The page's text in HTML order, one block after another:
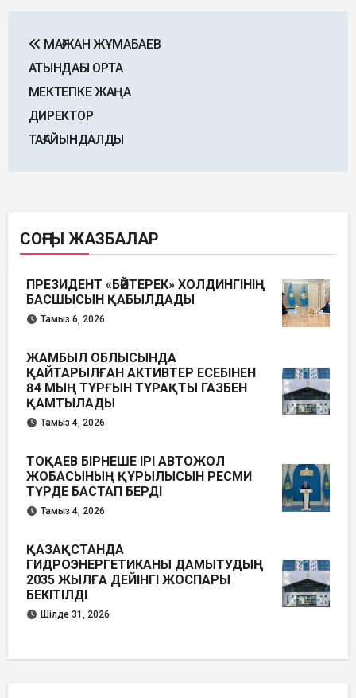
navigation
МАҒЖАН ЖҰМАБАЕВ
АТЫНДАҒЫ ОРТА
МЕКТЕПКЕ ЖАҢА
ДИРЕКТОР
ТАҒАЙЫНДАЛДЫ
СОҢҒЫ ЖАЗБАЛАР
ПРЕЗИДЕНТ «БӘЙТЕРЕК» ХОЛДИНГІНІҢ
БАСШЫСЫН ҚАБЫЛДАДЫ
Тамыз 6, 2026
ЖАМБЫЛ ОБЛЫСЫНДА
ҚАЙТАРЫЛҒАН АКТИВТЕР ЕСЕБІНЕН
84 МЫҢ ТҰРҒЫН ТҰРАҚТЫ ГАЗБЕН
ҚАМТЫЛАДЫ
Тамыз 4, 2026
ТОҚАЕВ БІРНЕШЕ ІРІ АВТОЖОЛ
ЖОБАСЫНЫҢ ҚҰРЫЛЫСЫН РЕСМИ
ТҮРДЕ БАСТАП БЕРДІ
Тамыз 4, 2026
ҚАЗАҚСТАНДА
ГИДРОЭНЕРГЕТИКАНЫ ДАМЫТУДЫҢ
2035 ЖЫЛҒА ДЕЙІНГІ ЖОСПАРЫ
БЕКІТІЛДІ
Шілде 31, 2026